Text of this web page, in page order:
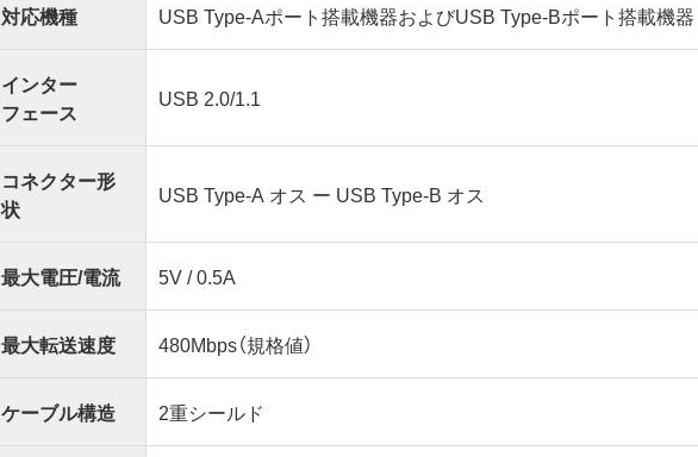
対応機種 USB Type-Aポート搭載機器およびUSB Type-Bポート搭載機器
インター
フェース
USB 2.0/1.1
コネクター形
状
USB Type-A オス ー USB Type-B オス
最大電圧/電流 5V / 0.5A
最大転送速度 480Mbps（規格値）
ケーブル構造 2重シールド